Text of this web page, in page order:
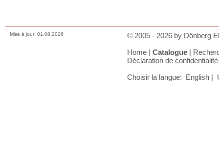
Mise à jour: 01.08.2026
© 2005 - 2026 by Dönberg
Home | Catalogue |
Déclaration de confidentialité
Choisir la langue: English |